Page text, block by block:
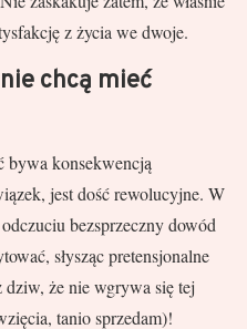
z życia we dwoje.
chcą mieć
bywa konsekwencją
jest dość rewolucyjne. W
bezsprzeczny dowód
słysząc pretensjonalne
że nie wgrywa się tej
tanio sprzedam)!